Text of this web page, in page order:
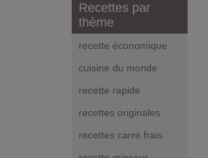
Recettes par
thème
recette économique
cuisine du monde
recette rapide
recettes originales
recettes carré frais